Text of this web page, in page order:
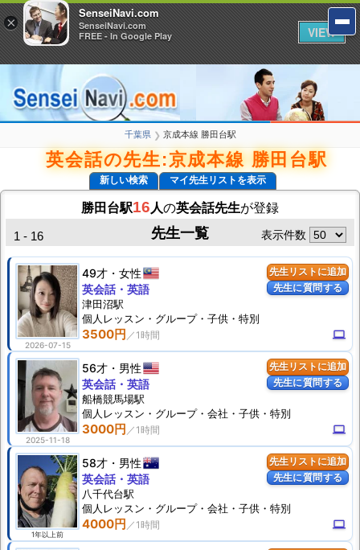
千葉県 ❯ 京成本線 勝田台駅
英会話の先生:京成本線 勝田台駅
新しい検索 マイ先生リストを表示
勝田台駅16 人の英会話先生が登録
先生一覧
1 - 16 表示件数
先生リストに追加
先生に質問する
2026-07-15
49才 女性
3500円 computer
英会話・英語
津田沼駅
個人 レッスン ・グループ・子供・特別
先生リストに追加
先生に質問する
2025-11-18
56才 男性
3000円 computer
英会話・英語
船橋競馬場駅
個人 レッスン ・グループ・会社・子供・特別
先生リストに追加
先生に質問する
1年以上前
58才 男性
4000円 computer
英会話・英語
八千代台駅
個人 レッスン ・グループ・会社・子供・特別
×
SenseiNavi.com
SenseiNavi.com
FREE - In Google Play
VIEW
×
SenseiNavi.com
SenseiNavi.com
FREE - In Google Play
VIEW